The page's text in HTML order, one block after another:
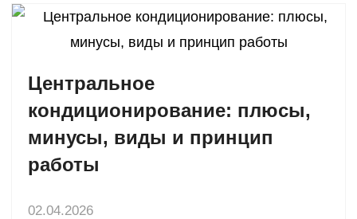
Центральное
кондиционирование: плюсы,
минусы, виды и принцип
работы
02.04.2026